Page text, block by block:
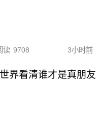
读 9708 3小时前
界看清谁才是真朋友